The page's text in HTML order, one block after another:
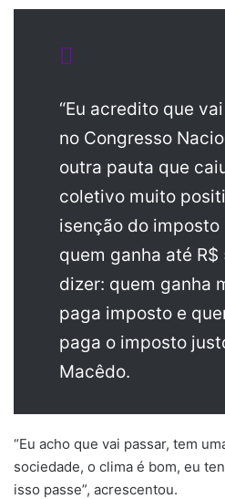
“Eu acredito que
no Congresso
outra pauta que
coletivo muito
isenção do imposto
quem ganha até
dizer: quem ganha
paga imposto e
paga o imposto
Macêdo.
“Eu acho que vai passar, tem
sociedade, o clima é bom, eu
isso passe”, acrescentou.